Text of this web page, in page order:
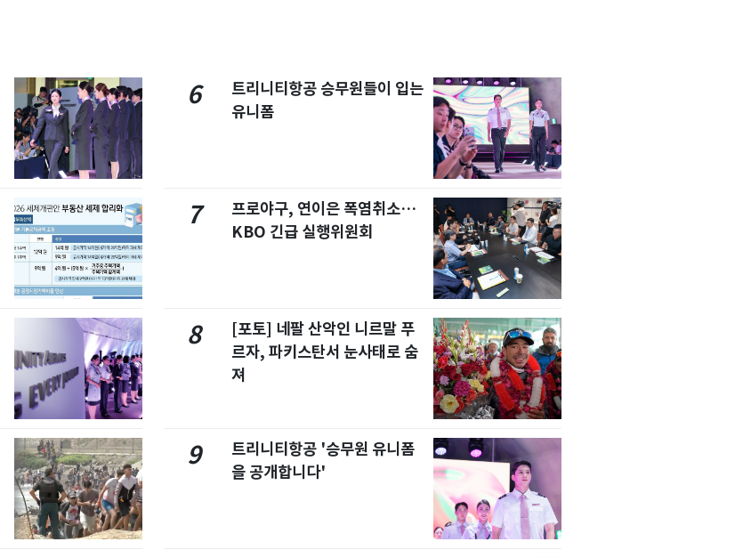
6
트리니티항공 승무원들이 입는
유니폼
7
프로야구, 연이은 폭염취소…
KBO 긴급 실행위원회
8
[포토] 네팔 산악인 니르말 푸
르자, 파키스탄서 눈사태로 숨
져
9
트리니티항공 '승무원 유니폼
을 공개합니다'